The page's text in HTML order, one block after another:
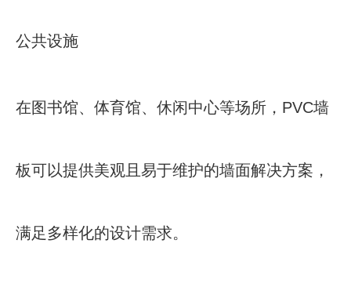
公共设施
在图书馆、体育馆、休闲中心等场所，PVC墙
板可以提供美观且易于维护的墙面解决方案，
满足多样化的设计需求。